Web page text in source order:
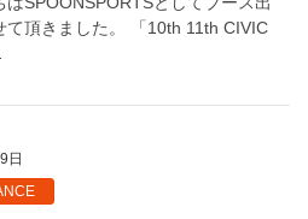
て頂きました。 「10th 11th CIVIC
日